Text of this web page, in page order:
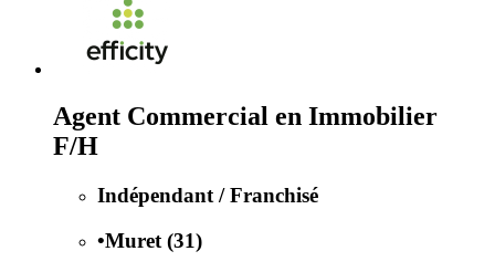
Agent Commercial en Immobilier
F/H
Indépendant / Franchisé
•Muret (31)